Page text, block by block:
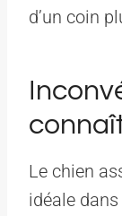
d’un coin
Le chien
idéale